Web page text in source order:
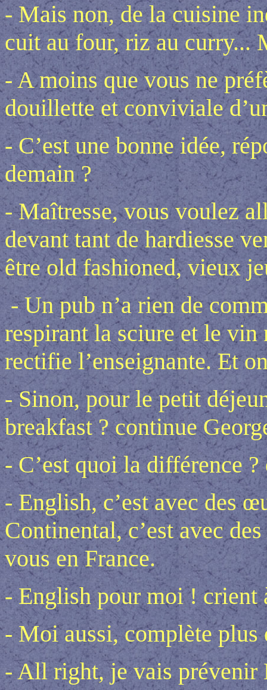
- Mais non, de la cuisine
cuit au four, riz au curry...
- A moins que vous ne
douillette et conviviale
- C’est une bonne idée,
demain ?
- Maîtresse, vous voulez
devant tant de hardiesse
être old fashioned, vieux
- Un pub n’a rien de
respirant la sciure et le vin
rectifie l’enseignante. Et
- Sinon, pour le petit
breakfast ? continue
- C’est quoi la différence ?
- English, c’est avec des
Continental, c’est avec
vous en France.
- English pour moi ! crient
- Moi aussi, complète
- All right, je vais prévenir